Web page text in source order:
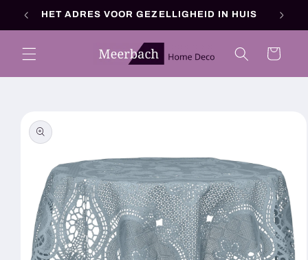
naar de
content
HET ADRES VOOR GEZELLIGHEID IN HUIS
Winkelwagen
direct naar